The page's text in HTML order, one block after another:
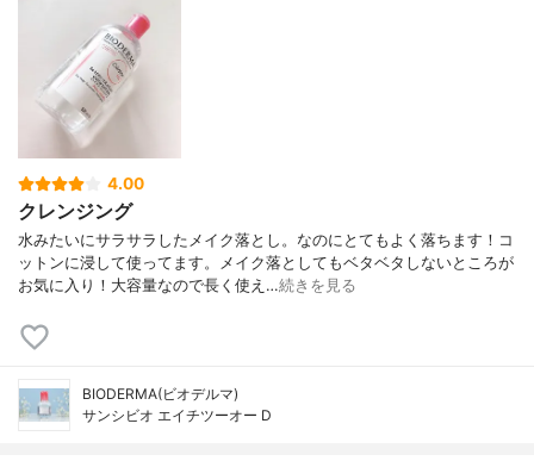
4.00
クレンジング
水みたいにサラサラしたメイク落とし。なのにとてもよく落ちます！コ
ットンに浸して使ってます。メイク落としてもベタベタしないところが
お気に入り！大容量なので長く使え…続きを見る
BIODERMA(ビオデルマ)
サンシビオ エイチツーオー D